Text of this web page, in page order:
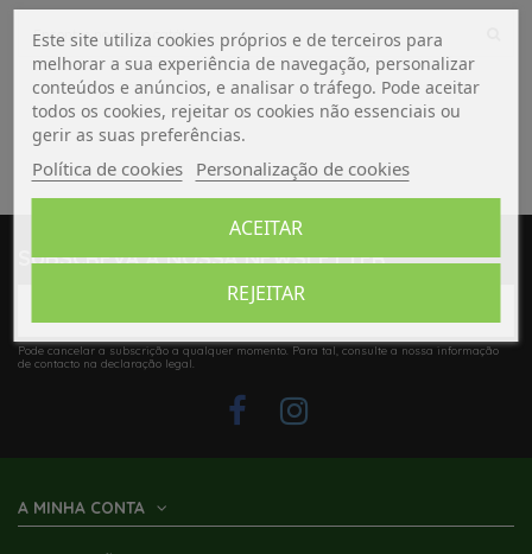
SUBSCREVA A NOSSA NEWSLETTER
Pode cancelar a subscrição a qualquer momento. Para tal, consulte a nossa informação
de contacto na declaração legal.
A MINHA CONTA
Este site utiliza cookies próprios e de terceiros para
melhorar a sua experiência de navegação, personalizar
conteúdos e anúncios, e analisar o tráfego. Pode aceitar
todos os cookies, rejeitar os cookies não essenciais ou
gerir as suas preferências.
Política de cookies Personalização de cookies
REJEITAR
ACEITAR